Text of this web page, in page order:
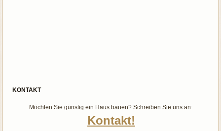
KONTAKT
Möchten Sie günstig ein Haus bauen? Schreiben Sie uns an:
Kontakt!